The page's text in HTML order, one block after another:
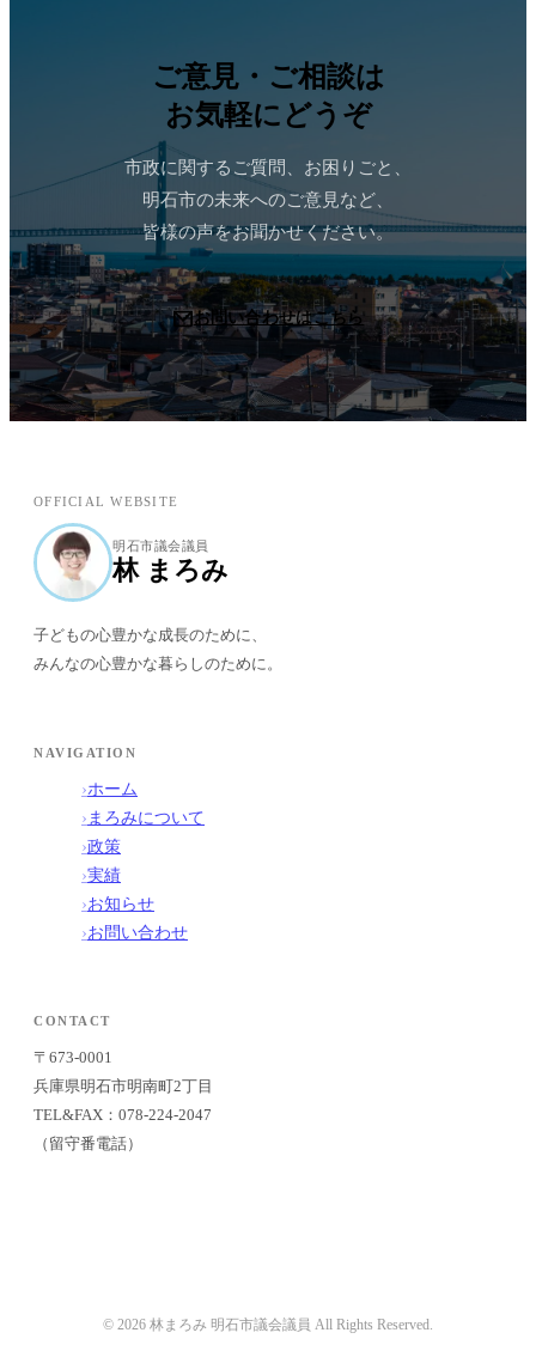
ご意見・ご相談は
お気軽にどうぞ
市政に関するご質問、お困りごと、
明石市の未来へのご意見など、
皆様の声をお聞かせください。
お問い合わせはこちら
OFFICIAL WEBSITE
明石市議会議員
林 まろみ
子どもの心豊かな成長のために、
みんなの心豊かな暮らしのために。
NAVIGATION
›ホーム
› まろみについて
›政策
›実績
›お知らせ
›お問い合わせ
CONTACT
〒673-0001
兵庫県明石市明南町2丁目
TEL&FAX：078-224-2047
（留守番電話）
© 2026 林まろみ 明石市議会議員 All Rights Reserved.